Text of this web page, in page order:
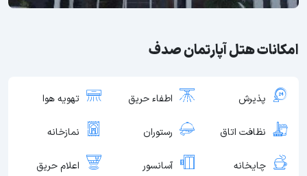
امکانات هتل آپارتمان صدف
پذیرش اطفاء حریق تهویه هوا
نظافت اتاق رستوران نمازخانه
چایخانه آسانسور اعلام حریق